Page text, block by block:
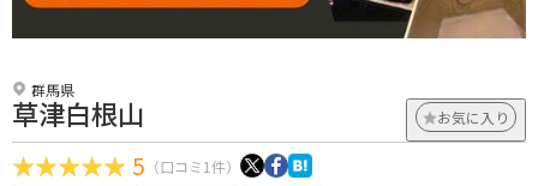
群馬県
草津白根山 お気に入り
5 （口コミ1件）